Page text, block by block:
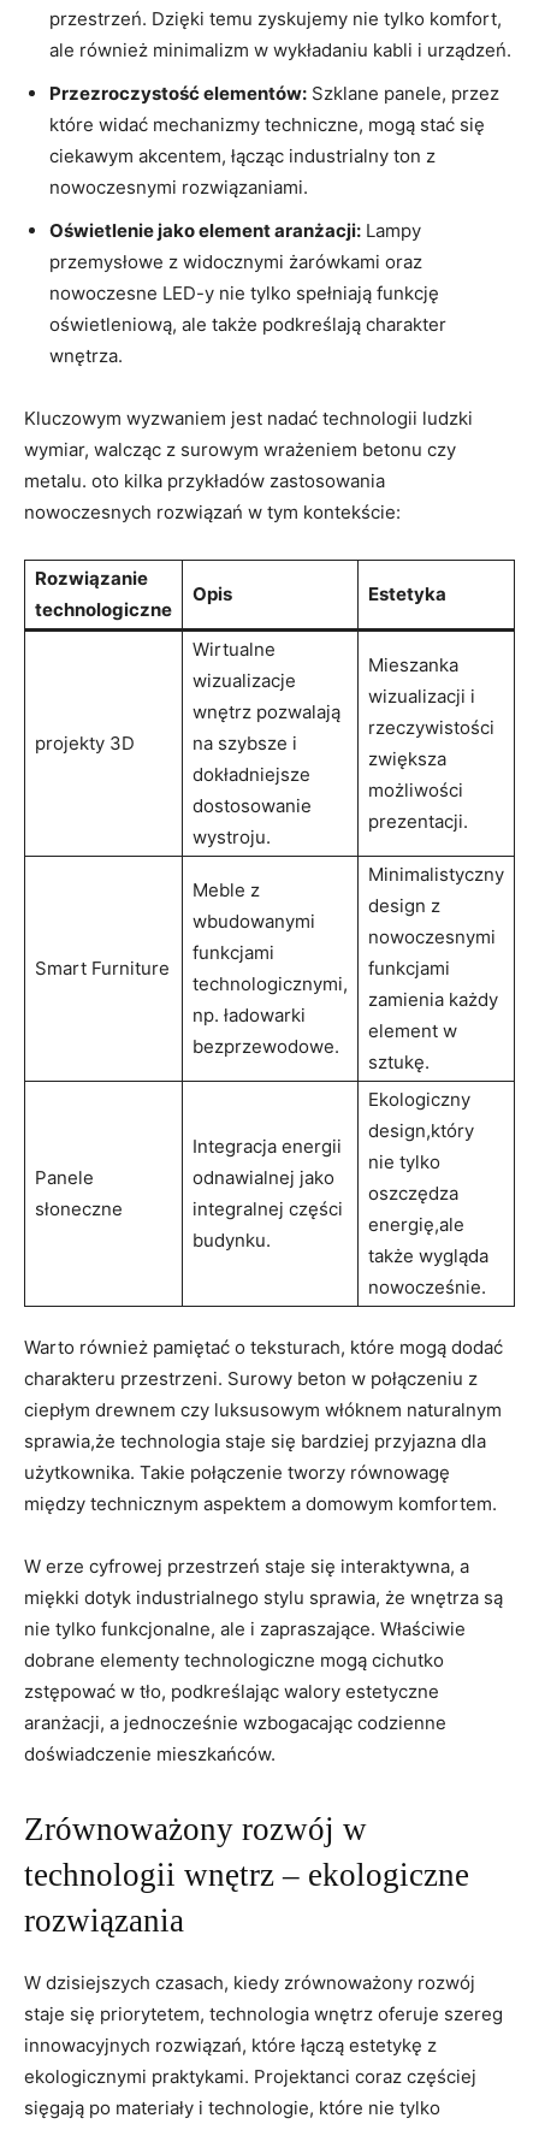
przestrzeń. Dzięki temu zyskujemy nie tylko komfort,
ale również minimalizm w wykładaniu kabli i urządzeń.
Przezroczystość elementów: Szklane panele, ‌przez⁤
które widać mechanizmy techniczne, mogą stać się
ciekawym ‍akcentem, łącząc industrialny ton z
nowoczesnymi rozwiązaniami.
Oświetlenie jako element aranżacji: Lampy
przemysłowe ​z widocznymi żarówkami oraz
nowoczesne‍ LED-y nie tylko spełniają funkcję⁣
oświetleniową,‌ ale także ‍podkreślają charakter
wnętrza.
Kluczowym wyzwaniem jest nadać technologii ludzki
wymiar, walcząc z surowym wrażeniem betonu‌ czy
metalu. oto ​kilka przykładów zastosowania‌
nowoczesnych rozwiązań w tym kontekście:
Rozwiązanie
technologiczne
Opis Estetyka
projekty 3D
Wirtualne
wizualizacje
wnętrz pozwalają⁤
na szybsze i
dokładniejsze
dostosowanie
⁣wystroju.
Mieszanka
wizualizacji i
rzeczywistości
zwiększa
możliwości
prezentacji.
Smart Furniture
Meble z
wbudowanymi
funkcjami
technologicznymi,
np. ładowarki
bezprzewodowe.
Minimalistyczny
design z
nowoczesnymi
funkcjami⁤
zamienia każdy
element w
sztukę.
Panele
słoneczne
Integracja energii
odnawialnej jako
integralnej części
budynku.
Ekologiczny
design,który
nie tylko
oszczędza
energię,ale
także wygląda
nowocześnie.
Warto również pamiętać o⁤ teksturach, które mogą ​dodać
charakteru przestrzeni. Surowy beton w połączeniu z
ciepłym drewnem ⁢czy luksusowym włóknem naturalnym
sprawia,że technologia staje się bardziej przyjazna dla
użytkownika. Takie⁢ połączenie tworzy równowagę
między technicznym aspektem a domowym komfortem.
W erze ⁣cyfrowej przestrzeń staje się interaktywna, a
miękki ​dotyk⁤ industrialnego stylu sprawia, że ⁣wnętrza są
nie tylko funkcjonalne, ale​ i zapraszające.⁣ Właściwie
dobrane elementy technologiczne mogą cichutko
zstępować w tło, podkreślając walory estetyczne
aranżacji, a jednocześnie wzbogacając codzienne
doświadczenie mieszkańców.
Zrównoważony rozwój w
technologii wnętrz – ekologiczne
rozwiązania
W dzisiejszych czasach, kiedy zrównoważony rozwój
staje się‍ priorytetem, technologia wnętrz oferuje szereg
innowacyjnych rozwiązań, które łączą estetykę z
ekologicznymi⁤ praktykami. Projektanci coraz ⁣częściej
sięgają po materiały i technologie, które nie tylko